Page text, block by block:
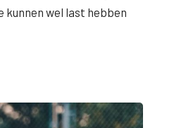
kunnen wel last hebben